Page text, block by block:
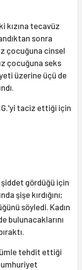
kızına tecavüz
sonra
çocuğuna cinsel
çocuğuna seks
üzerine üçü de
İ.G.'yi taciz ettiği için
şiddet gördüğü için
şişe kırdığını;
söyledi. Kadın
bulunacaklarını
tehdit ettiği